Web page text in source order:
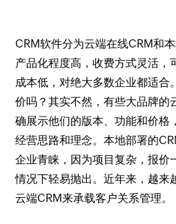
CRM软件分为云端在线CRM和
产品化程度高，收费方式灵活，
成本低，对绝大多数企业都适合
价吗？其实不然，有些大品牌的
确展示他们的版本、功能和价格
经营思路和理念。本地部署的
企业青睐，因为项目复杂，报价
情况下轻易抛出。近年来，越来
云端CRM来承载客户关系管理。